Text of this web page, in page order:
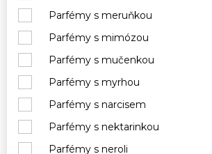
Parfémy s meruňkou
Parfémy s mimózou
Parfémy s mučenkou
Parfémy s myrhou
Parfémy s narcisem
Parfémy s nektarinkou
Parfémy s neroli